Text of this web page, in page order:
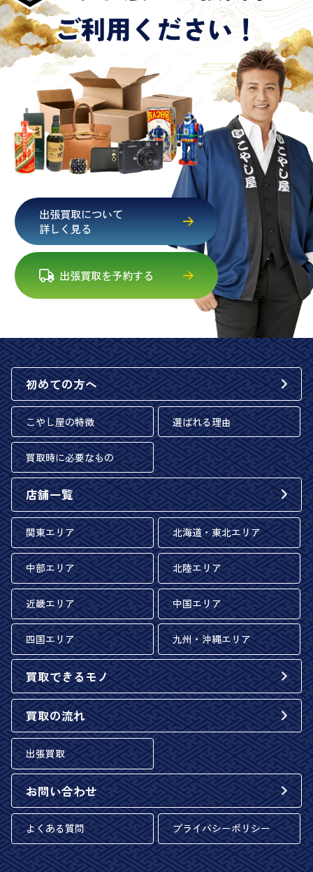
出張買取について
詳しく見る
出張買取を予約する
初めての方へ
こやし屋の特徴 選ばれる理由
買取時に必要なもの
店舗一覧
関東エリア 北海道・東北エリア
中部エリア 北陸エリア
近畿エリア 中国エリア
四国エリア 九州・沖縄エリア
買取できるモノ
買取の流れ
出張買取
お問い合わせ
よくある質問 プライバシーポリシー